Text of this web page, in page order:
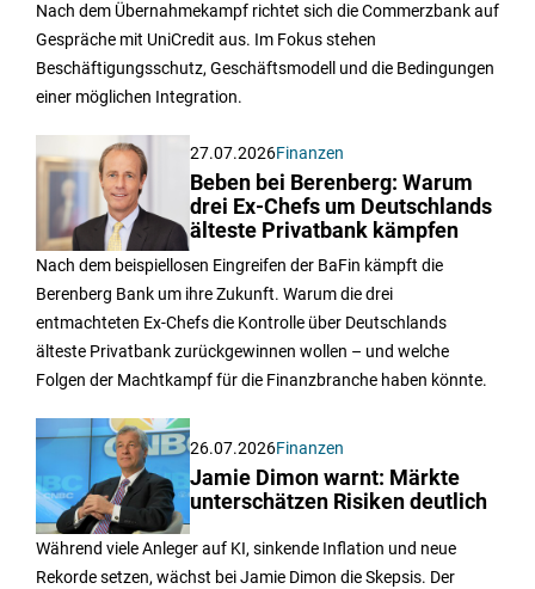
Nach dem Übernahmekampf richtet sich die Commerzbank auf
Gespräche mit UniCredit aus. Im Fokus stehen
Beschäftigungsschutz, Geschäftsmodell und die Bedingungen
einer möglichen Integration.
27.07.2026Finanzen
Beben bei Berenberg: Warum
drei Ex-Chefs um Deutschlands
älteste Privatbank kämpfen
Nach dem beispiellosen Eingreifen der BaFin kämpft die
Berenberg Bank um ihre Zukunft. Warum die drei
entmachteten Ex-Chefs die Kontrolle über Deutschlands
älteste Privatbank zurückgewinnen wollen – und welche
Folgen der Machtkampf für die Finanzbranche haben könnte.
26.07.2026Finanzen
Jamie Dimon warnt: Märkte
unterschätzen Risiken deutlich
Während viele Anleger auf KI, sinkende Inflation und neue
Rekorde setzen, wächst bei Jamie Dimon die Skepsis. Der